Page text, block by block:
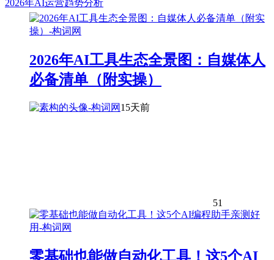
2026年AI运营趋势分析
2026年AI工具生态全景图：自媒体人
必备清单（附实操）
15天前
51
零基础也能做自动化工具！这5个AI